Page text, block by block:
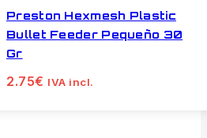
Preston Hexmesh Plastic
Bullet Feeder Pequeño 30
Gr
2.75€ IVA incl.